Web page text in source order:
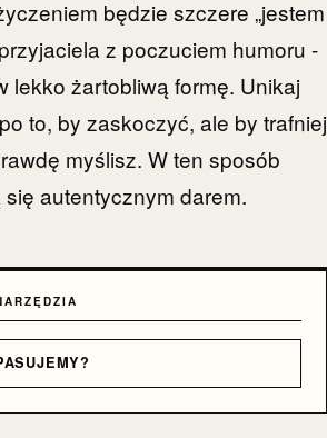
będzie szczere „jestem
z poczuciem humoru -
lekko żartobliwą formę. Unikaj
to, by zaskoczyć, ale by trafniej
myślisz. W ten sposób
się autentycznym darem.